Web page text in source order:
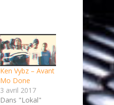
Ken Vybz – Avant
Mo Done
3 avril 2017
Dans "Lokal"